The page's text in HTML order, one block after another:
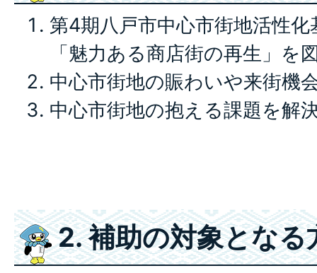
第4期八戸市中心市街地活性
「魅力ある商店街の再生」を
中心市街地の賑わいや来街機
中心市街地の抱える課題を解
2. 補助の対象となる